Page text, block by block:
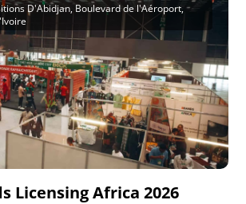
D'Abidjan, Boulevard de l'Aéroport,
Licensing Africa 2026